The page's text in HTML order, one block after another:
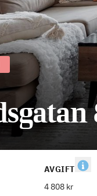
AVGIFT
4 808 kr